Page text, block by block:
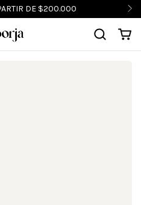
DE $200.000